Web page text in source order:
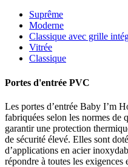
Suprême
Moderne
Classique avec grille
Vitrée
Classique
Portes d'entrée PVC
Les portes d’entrée Baby I’m
fabriquées selon les normes de
garantir une protection
de sécurité élevé. Elles sont
d’applications en acier
répondre à toutes les exigences